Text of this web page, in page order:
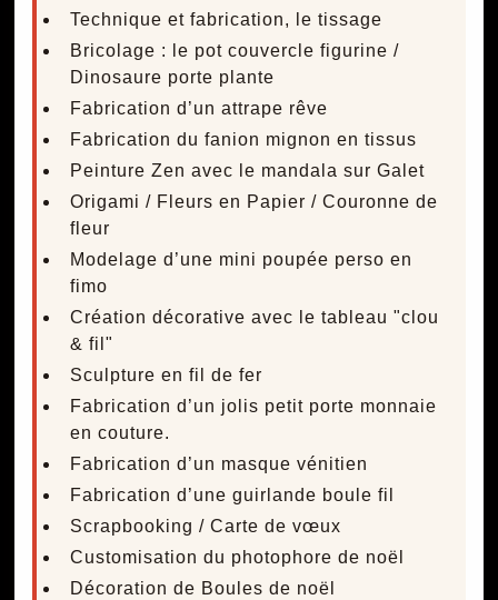
Technique et fabrication, le tissage
Bricolage : le pot couvercle figurine /
Dinosaure porte plante
Fabrication d’un attrape rêve
Fabrication du fanion mignon en tissus
Peinture Zen avec le mandala sur Galet
Origami / Fleurs en Papier / Couronne de
fleur
Modelage d’une mini poupée perso en
fimo
Création décorative avec le tableau "clou
& fil"
Sculpture en fil de fer
Fabrication d’un jolis petit porte monnaie
en couture.
Fabrication d’un masque vénitien
Fabrication d’une guirlande boule fil
Scrapbooking / Carte de vœux
Customisation du photophore de noël
Décoration de Boules de noël